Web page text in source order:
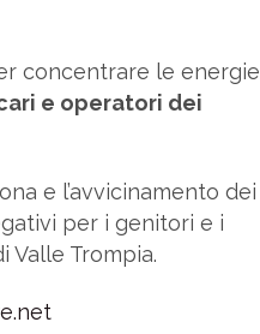
concentrare le energie
e operatori dei
e l’avvicinamento dei
per i genitori e i
Trompia.